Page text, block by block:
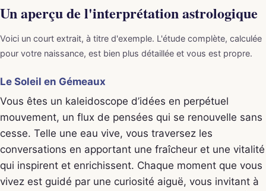
Un aperçu de l'interprétation astrologique
Voici un court extrait, à titre d'exemple. L'étude complète, calculée
pour votre naissance, est bien plus détaillée et vous est propre.
Le Soleil en Gémeaux
Vous êtes un kaleidoscope d’idées en perpétuel
mouvement, un flux de pensées qui se renouvelle sans
cesse. Telle une eau vive, vous traversez les
conversations en apportant une fraîcheur et une vitalité
qui inspirent et enrichissent. Chaque moment que vous
vivez est guidé par une curiosité aiguë, vous invitant à